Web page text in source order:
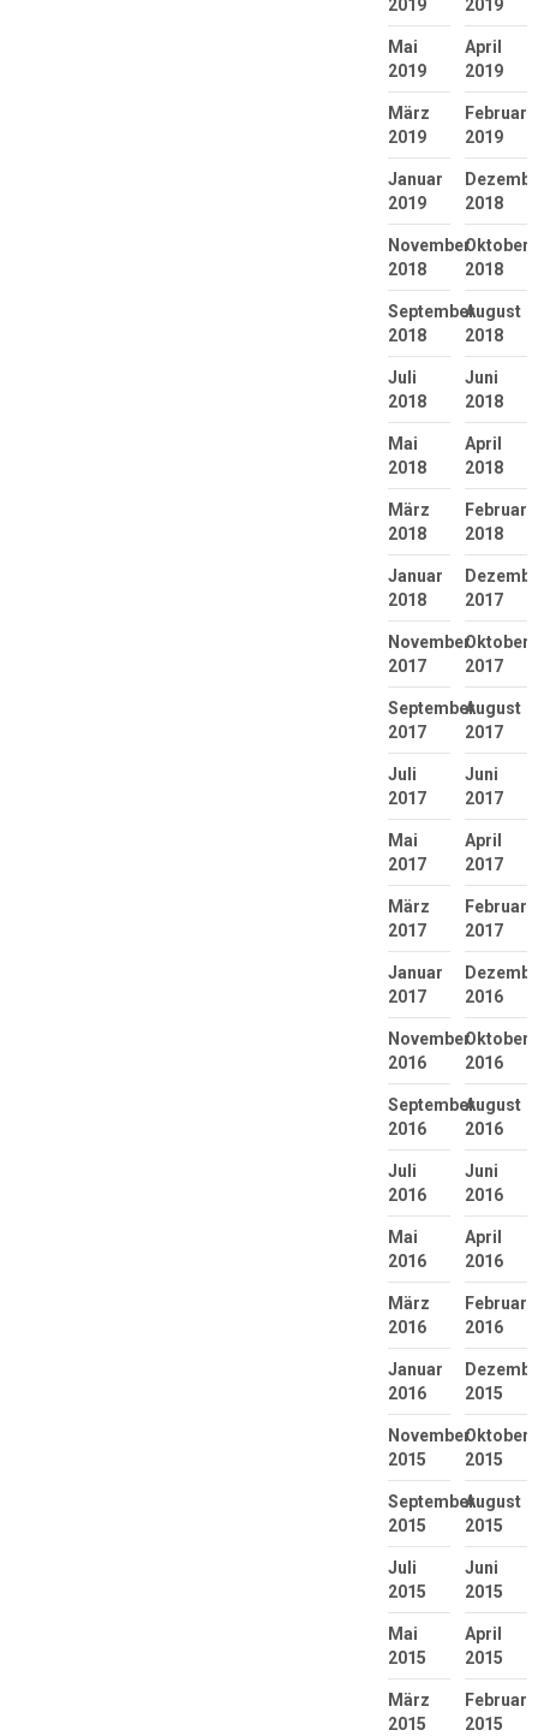
2019 2019
Mai
2019
April
2019
März
2019
Februar
2019
Januar
2019
2018
November
2018
Oktober
2018
September
2018
August
2018
Juli
2018
Juni
2018
Mai
2018
April
2018
März
2018
Februar
2018
Januar
2018
2017
November
2017
Oktober
2017
September
2017
August
2017
Juli
2017
Juni
2017
Mai
2017
April
2017
März
2017
Februar
2017
Januar
2017
2016
November
2016
Oktober
2016
September
2016
August
2016
Juli
2016
Juni
2016
Mai
2016
April
2016
März
2016
Februar
2016
Januar
2016
2015
November
2015
Oktober
2015
September
2015
August
2015
Juli
2015
Juni
2015
Mai
2015
April
2015
März
2015
Februar
2015